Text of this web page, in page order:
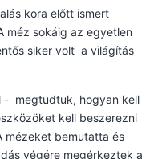
kora előtt ismert
méz sokáig az egyetlen
siker volt a világítás
- megtudtuk, hogyan kell
kell beszerezni
mézeket bemutatta és
végére megérkeztek a